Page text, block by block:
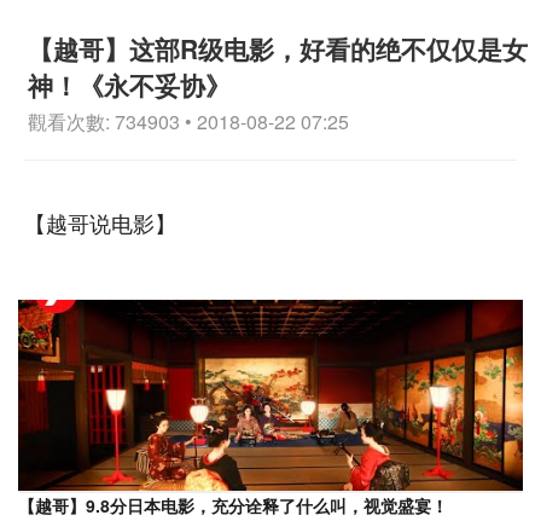
【越哥】这部R级电影，好看的绝不仅仅是女
神！《永不妥协》
觀看次數: 734903 • 2018-08-22 07:25
【越哥说电影】
【越哥】9.8分日本电影，充分诠释了什么叫，视觉盛宴！